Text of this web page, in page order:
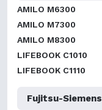
AMILO M6300
AMILO M7300
AMILO M8300
LIFEBOOK C1010
LIFEBOOK C1110
Fujitsu-Siemens